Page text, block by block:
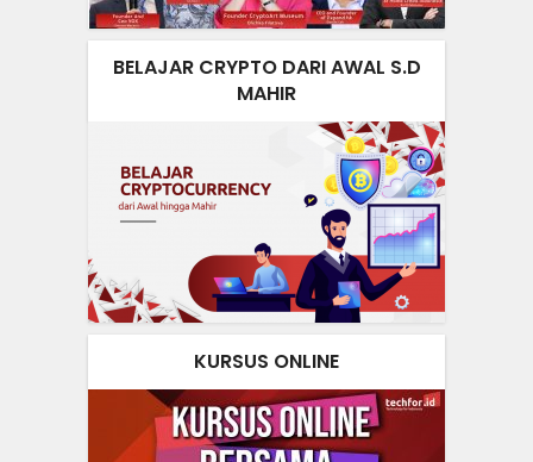
BELAJAR CRYPTO DARI AWAL S.D
MAHIR
KURSUS ONLINE